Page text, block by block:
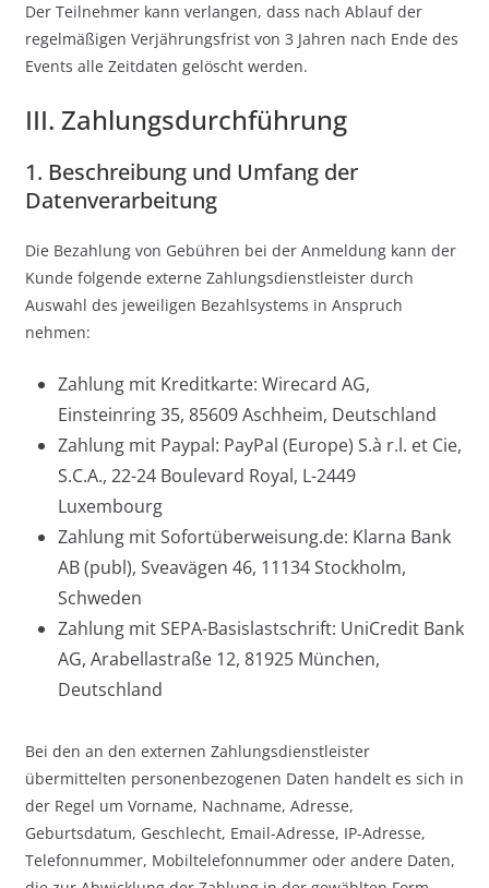
Der Teilnehmer kann verlangen, dass nach Ablauf der
regelmäßigen Verjährungsfrist von 3 Jahren nach Ende des
Events alle Zeitdaten gelöscht werden.
III. Zahlungsdurchführung
1. Beschreibung und Umfang der
Datenverarbeitung
Die Bezahlung von Gebühren bei der Anmeldung kann der
Kunde folgende externe Zahlungsdienstleister durch
Auswahl des jeweiligen Bezahlsystems in Anspruch
nehmen:
Zahlung mit Kreditkarte: Wirecard AG,
Einsteinring 35, 85609 Aschheim, Deutschland
Zahlung mit Paypal: PayPal (Europe) S.à r.l. et Cie,
S.C.A., 22-24 Boulevard Royal, L-2449
Luxembourg
Zahlung mit Sofortüberweisung.de: Klarna Bank
AB (publ), Sveavägen 46, 11134 Stockholm,
Schweden
Zahlung mit SEPA-Basislastschrift: UniCredit Bank
AG, Arabellastraße 12, 81925 München,
Deutschland
Bei den an den externen Zahlungsdienstleister
übermittelten personenbezogenen Daten handelt es sich in
der Regel um Vorname, Nachname, Adresse,
Geburtsdatum, Geschlecht, Email-Adresse, IP-Adresse,
Telefonnummer, Mobiltelefonnummer oder andere Daten,